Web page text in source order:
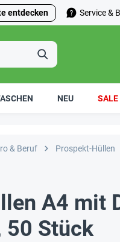
entdecken Service &
NEU SALE
& Beruf Prospekt-Hüllen
A4 mit
50 Stück